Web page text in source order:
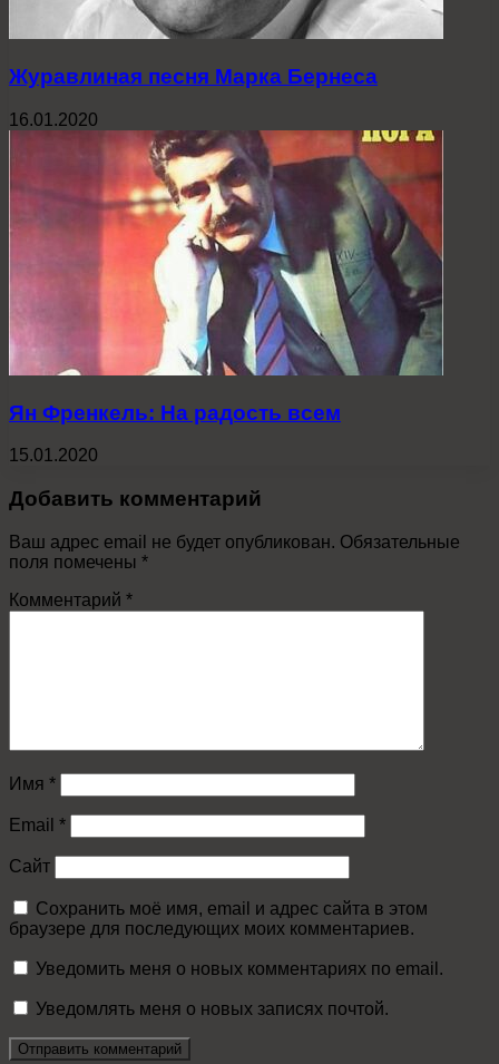
Журавлиная песня Марка Бернеса
16.01.2020
Ян Френкель: На радость всем
15.01.2020
Добавить комментарий
Ваш адрес email не будет опубликован. Обязательные
поля помечены *
Комментарий *
Имя *
Email *
Сайт
Сохранить моё имя, email и адрес сайта в этом
браузере для последующих моих комментариев.
Уведомить меня о новых комментариях по email.
Уведомлять меня о новых записях почтой.